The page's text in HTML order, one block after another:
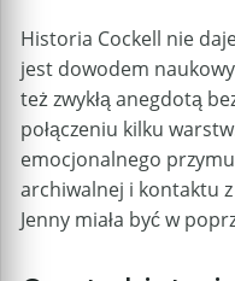
Historia Cockell nie
jest dowodem
też zwykłą anegdotą
połączeniu kilku
emocjonalnego
archiwalnej i kontaktu
Jenny miała być w